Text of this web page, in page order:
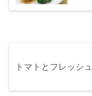
トマトとフレッシ